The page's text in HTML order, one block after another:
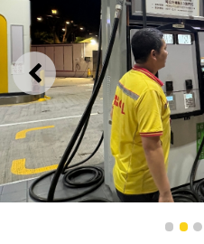
ANTERIOR
A DSEDT enviou mais
1 2 3